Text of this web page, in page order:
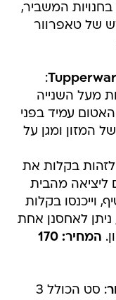
המשביר,
של טאפרוור
:
מעל השנייה
עמיד בפני
המזון ומגן על
בקלות את
ליציאה מהבית
וייכנסו בקלות
לאחסנן אחת
המחיר: 170
: סט הכולל 3